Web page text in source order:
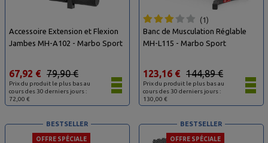
Accessoire Extension et Flexion
Jambes MH-A102 - Marbo Sport
Prix du produit le plus bas au
cours des 30 derniers jours :
72,00 €
79,90 €
67,92 €
1
Banc de Musculation Réglable
MH-L115 - Marbo Sport
Prix du produit le plus bas au
cours des 30 derniers jours :
130,00 €
144,89 €
123,16 €
OFFRE SPÉCIALE
BESTSELLER
OFFRE SPÉCIALE
BESTSELLER